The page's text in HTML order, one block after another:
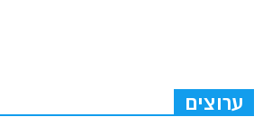
ערוצים